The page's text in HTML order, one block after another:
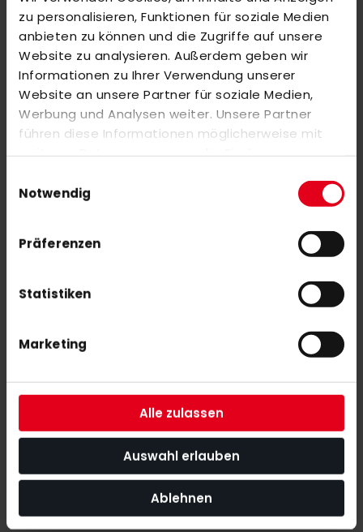
zu personalisieren, Funktionen für soziale Medien
anbieten zu können und die Zugriffe auf unsere
Website zu analysieren. Außerdem geben wir
Informationen zu Ihrer Verwendung unserer
Website an unsere Partner für soziale Medien,
Werbung und Analysen weiter. Unsere Partner
führen diese Informationen möglicherweise mit
weiteren Daten zusammen, die Sie ihnen
Nutzung der Dienste gesammelt haben.
Notwendig
Präferenzen
Statistiken
Marketing
Alle zulassen
Auswahl erlauben
Ablehnen
REVIEWS
SIMILAR PRODUCTS
Check items to add to the cart orselect all
adidas Estro .20 LE 26/27 WorldCup
With our newsletter you are always up to date with
the latest news, tips and discount offers around our shop.
SUBSCRIBE